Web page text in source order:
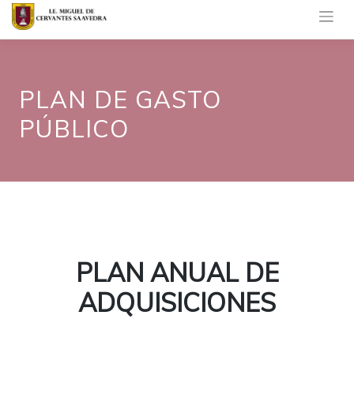
Saltar
PLAN DE GASTO
PÚBLICO
PLAN ANUAL DE
ADQUISICIONES